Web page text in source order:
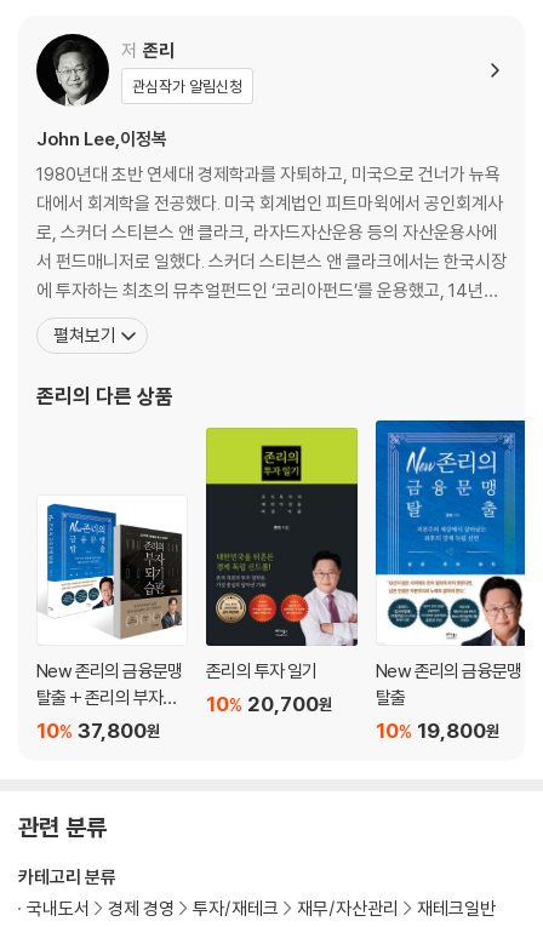
02 일본의 실패를 답습하지 마라
03 좁은 시야의 재테크에서 벗어나라
04 자녀를 일찍부터 자본가의 길로 이끌어라
05 황금알 낳는 거위를 죽이지 마라
06 주식이나 주식형 펀드에 반드시 투자해라
07 주식 vs. 펀드
08 편견에서 벗어나라
3장 경제독립을 위한 여정 10단계
1단계 자신의 자산·부채 현황표를 만들어라
3단계 부채를 줄여라
4단계 매일 1만 원씩 여유자금을 만들어 투자해라
6단계 연금저축펀드에는 꼭 가입해라
7단계 경제독립, 온 가족이 함께해라
8단계 구체적 목표를 세워라
9단계 당신이 전문가임을 깨달아라
10단계 항상 긍정적인 생각을 갖고 당장 시작해라
에필로그
저 존리
관심작가 알림신청
John Lee,이정복
1980년대 초반 연세대 경제학과를 자퇴하고, 미국으로 건너가 뉴욕
대에서 회계학을 전공했다. 미국 회계법인 피트마윅에서 공인회계사
로, 스커더 스티븐스 앤 클라크, 라자드자산운용 등의 자산운용사에
서 펀드매니저로 일했다. 스커더 스티븐스 앤 클라크에서는 한국시장
에 투자하는 최초의 뮤추얼펀드인 ‘코리아펀드’를 운용했고, 14년간
연평균 24%의 수익률을 기록했다. 이 펀드의 성공으로 월가의 스타
펀드매니저로 명성을 얻었다. 이 공로를 인정받아 지식경제부 공로
으며, 전 국민 금융문맹 탈출을 위해 독자와의 만남, 강연, 방송
펼쳐보기
존리 의 다른 상품
New 존리의 금융문맹
탈출 + 존리의 부자되
기 습관 세트
37,800원
10%
존리의 투자 일기
20,700원
10%
New 존리의 금융문맹
탈출
19,800원
10%
관련 분류
카테고리 분류
국내도서
경제 경영 투자/재테크 재무/자산관리
재테크일반